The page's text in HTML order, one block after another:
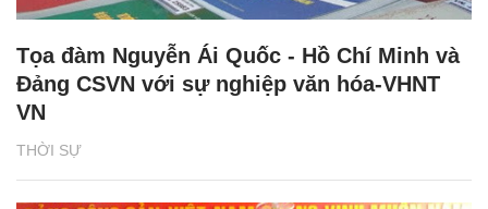
THỜI SỰ
Tọa đàm Nguyễn Ái Quốc - Hồ Chí Minh và
Đảng CSVN với sự nghiệp văn hóa-VHNT
VN